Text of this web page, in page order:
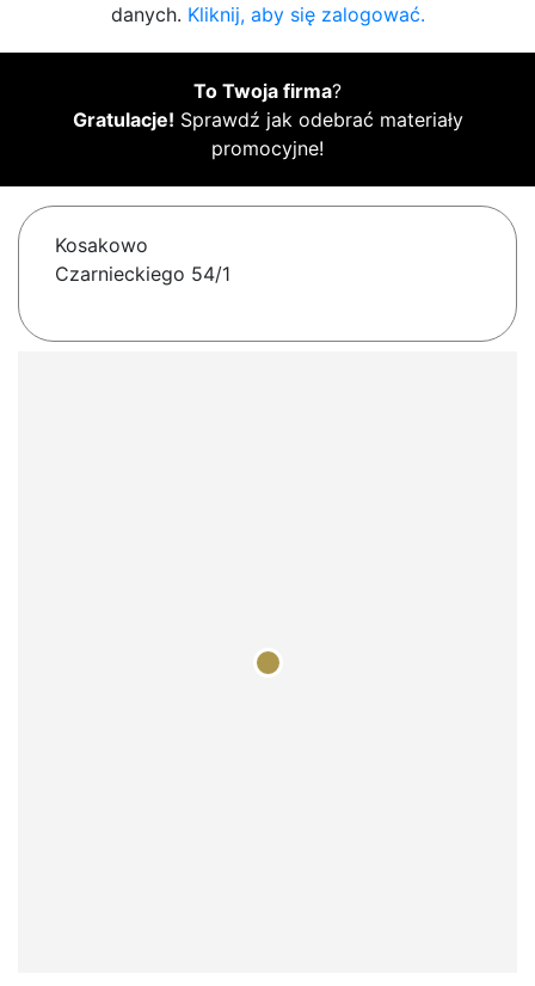
danych. Kliknij, aby się zalogować.
To Twoja firma?
Gratulacje! Sprawdź jak odebrać materiały
promocyjne!
Kosakowo
Czarnieckiego 54/1